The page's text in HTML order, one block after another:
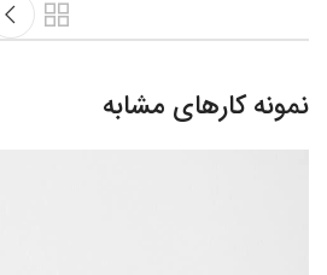
نمونه کارهای مشابه